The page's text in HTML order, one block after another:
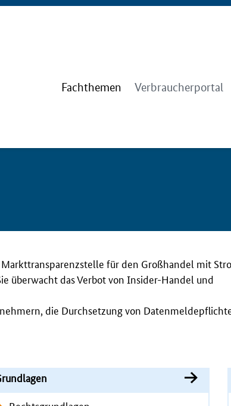
Fachthemen Verbraucherportal
für den Großhandel mit
überwacht das Verbot von Insider-Handel und
die Durchsetzung von